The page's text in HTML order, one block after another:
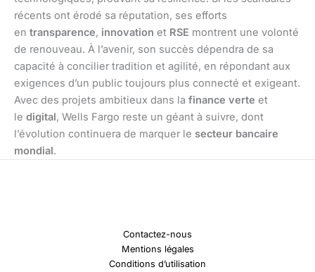
récents ont érodé sa réputation, ses efforts
en transparence, innovation et RSE montrent une volonté
de renouveau. À l’avenir, son succès dépendra de sa
capacité à concilier tradition et agilité, en répondant aux
exigences d’un public toujours plus connecté et exigeant.
Avec des projets ambitieux dans la finance verte et
le digital, Wells Fargo reste un géant à suivre, dont
l’évolution continuera de marquer le secteur bancaire
mondial.
Contactez-nous
Mentions légales
Conditions d’utilisation